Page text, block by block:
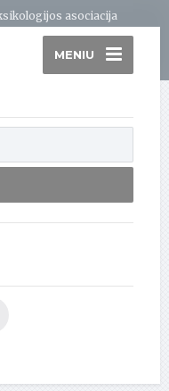
asociacija
MENIU